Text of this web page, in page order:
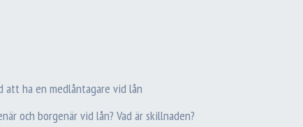
att ha en medlåntagare vid lån
och borgenär vid lån? Vad är skillnaden?